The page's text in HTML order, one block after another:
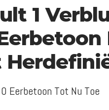
1
Eerbetoon Tot Nu Toe